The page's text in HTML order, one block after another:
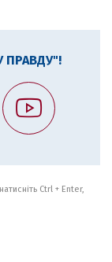
ПРАВДУ"!
Ctrl + Enter,